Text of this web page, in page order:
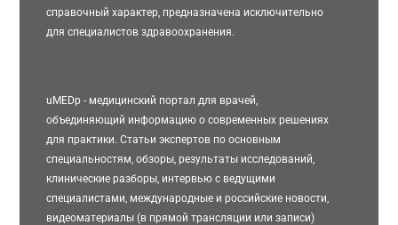
справочный характер, предназначена исключительно
для специалистов здравоохранения.
uMEDp - медицинский портал для врачей,
объединяющий информацию о современных решениях
для практики. Статьи экспертов по основным
специальностям, обзоры, результаты исследований,
клинические разборы, интервью с ведущими
специалистами, международные и российские новости,
видеоматериалы (в прямой трансляции или записи)